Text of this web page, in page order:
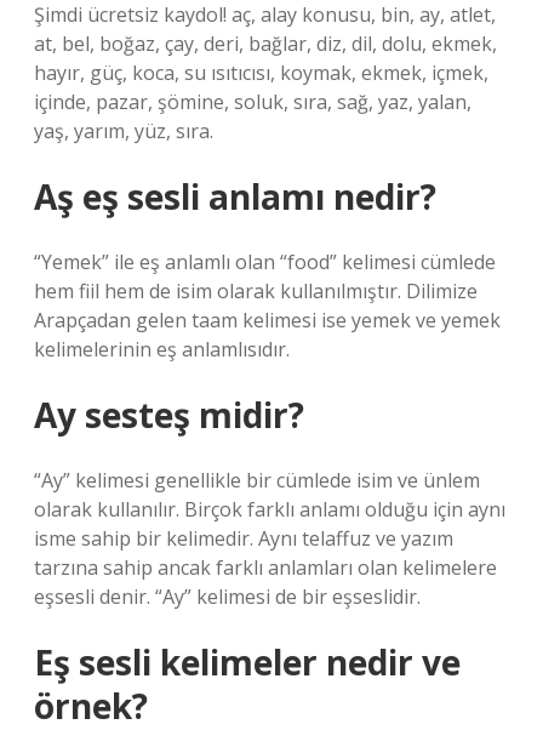
Şimdi ücretsiz kaydol! aç, alay konusu, bin, ay, atlet,
at, bel, boğaz, çay, deri, bağlar, diz, dil, dolu, ekmek,
hayır, güç, koca, su ısıtıcısı, koymak, ekmek, içmek,
içinde, pazar, şömine, soluk, sıra, sağ, yaz, yalan,
yaş, yarım, yüz, sıra.
Aş eş sesli anlamı nedir?
“Yemek” ile eş anlamlı olan “food” kelimesi cümlede
hem fiil hem de isim olarak kullanılmıştır. Dilimize
Arapçadan gelen taam kelimesi ise yemek ve yemek
kelimelerinin eş anlamlısıdır.
Ay sesteş midir?
“Ay” kelimesi genellikle bir cümlede isim ve ünlem
olarak kullanılır. Birçok farklı anlamı olduğu için aynı
isme sahip bir kelimedir. Aynı telaffuz ve yazım
tarzına sahip ancak farklı anlamları olan kelimelere
eşsesli denir. “Ay” kelimesi de bir eşseslidir.
Eş sesli kelimeler nedir ve
örnek?